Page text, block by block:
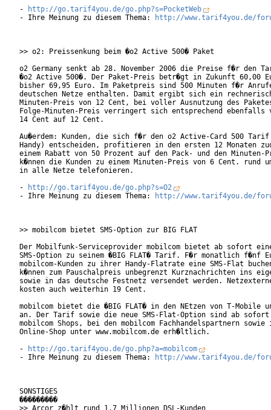
-
http://go.tarif4you.de/go.php?s=PocketWeb
- Ihre Meinung zu diesem Thema:
http://www.tarif4you.de/
>> o2: Preissenkung beim �o2 Active 500� Paket
o2 Germany senkt ab 28. November 2006 die Preise f�r den
�o2 Active 500�. Der Paket-Preis betr�gt in Zukunft 60,00
bisher 69,95 Euro. Im Paketpreis sind 500 Minuten f�r
deutschen Netze enthalten. Damit ergibt sich ein
Minuten-Preis von 12 Cent, bei voller Ausnutzung des
Folge-Minuten-Preis verringert sich entsprechend ebenfalls
14 Cent auf 12 Cent.
Au�erdem: Kunden, die sich f�r den o2 Active-Card 500 Tarif
Handy) entscheiden, profitieren in den ersten 12 Monaten
einem Rabatt von 50 Prozent auf den Pack- und den Minuten-
k�nnen die Kunden zu einem Minuten-Preis von 6 Cent. rund
in alle Netze telefonieren.
-
http://go.tarif4you.de/go.php?s=O2
- Ihre Meinung zu diesem Thema:
http://www.tarif4you.de/
>> mobilcom bietet SMS-Option zur BIG FLAT
Der Mobilfunk-Serviceprovider mobilcom bietet ab sofort
SMS-Option zu seinem �BIG FLAT� Tarif. F�r monatlich f�nf
mobilcom-Kunden zu ihrer Handy-Flatrate eine SMS-Flat
k�nnen zum Pauschalpreis unbegrenzt Kurznachrichten ins
sowie in das deutsche Festnetz versendet werden. Netzexterne
kosten auch weiterhin 19 Cent.
mobilcom bietet die �BIG FLAT� in den NEtzen von T-Mobile
an. Der Tarif sowie die neue SMS-Flat-Option sind ab
mobilcom Shops, bei den mobilcom Fachhandelspartnern sowie
Online-Shop unter www.mobilcom.de erh�ltlich.
-
http://go.tarif4you.de/go.php?a=mobilcom
- Ihre Meinung zu diesem Thema:
http://www.tarif4you.de/
SONSTIGES
���������
>> Arcor z�hlt rund 1,7 Millionen DSL-Kunden